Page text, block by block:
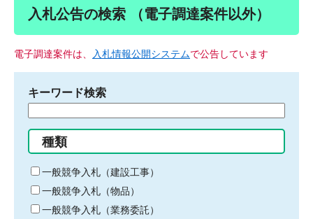
入札公告の検索 （電子調達案件以外）
電子調達案件は、 入札情報公開システムで公告しています
キーワード検索
る
キ
ー
ワ
ー
種類
一般競争入札（建設工事）
一般競争入札（物品）
一般競争入札（業務委託）